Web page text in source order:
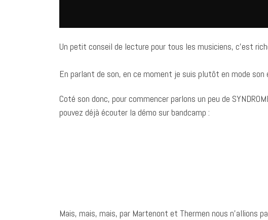
Un petit conseil de lecture pour tous les musiciens, c’est
En parlant de son, en ce moment je suis plutôt en mode
Coté son donc, pour commencer parlons un peu de
pouvez déjà écouter la démo sur bandcamp :
Mais, mais, mais, par Martenont et Thermen nous n’allions